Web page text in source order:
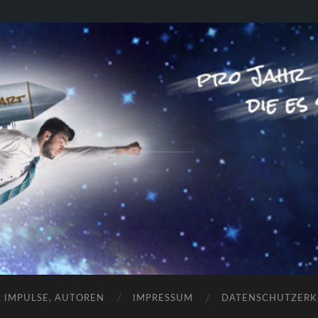
RAKETENSTART
Pro Jahr 77 kreative Ideen, die es schaffen können ...
IMPULSE, AUTOREN IMPRESSUM